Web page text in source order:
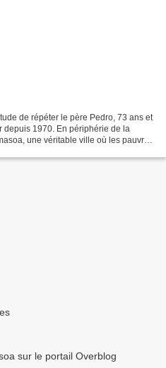
de répéter le père Pedro, 73 ans et
1970. En périphérie de la
une véritable ville où les pauvres
sur le portail Overblog